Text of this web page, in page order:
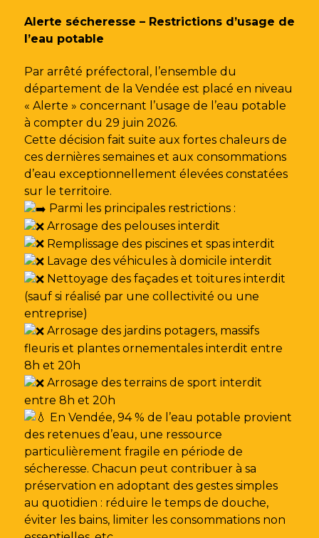
Alerte sécheresse – Restrictions d’usage de
l’eau potable
Par arrêté préfectoral, l’ensemble du
département de la Vendée est placé en niveau
« Alerte » concernant l’usage de l’eau potable
à compter du 29 juin 2026.
Cette décision fait suite aux fortes chaleurs de
ces dernières semaines et aux consommations
d’eau exceptionnellement élevées constatées
sur le territoire.
Parmi les principales restrictions :
Arrosage des pelouses interdit
Remplissage des piscines et spas interdit
Lavage des véhicules à domicile interdit
Nettoyage des façades et toitures interdit
(sauf si réalisé par une collectivité ou une
entreprise)
Arrosage des jardins potagers, massifs
fleuris et plantes ornementales interdit entre
8h et 20h
Arrosage des terrains de sport interdit
entre 8h et 20h
En Vendée, 94 % de l’eau potable provient
des retenues d’eau, une ressource
particulièrement fragile en période de
sécheresse. Chacun peut contribuer à sa
préservation en adoptant des gestes simples
au quotidien : réduire le temps de douche,
éviter les bains, limiter les consommations non